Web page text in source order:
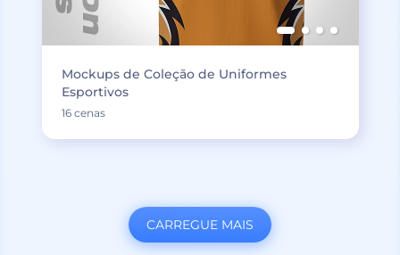
Mockups de Coleção de Uniformes
Esportivos
16 cenas
CARREGUE MAIS